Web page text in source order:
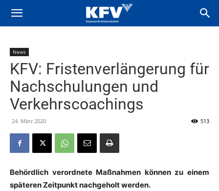
News
KFV: Fristenverlängerung für
Nachschulungen und
Verkehrscoachings
24. März 2020 513
Behördlich verordnete Maßnahmen können zu einem
späteren Zeitpunkt nachgeholt werden.